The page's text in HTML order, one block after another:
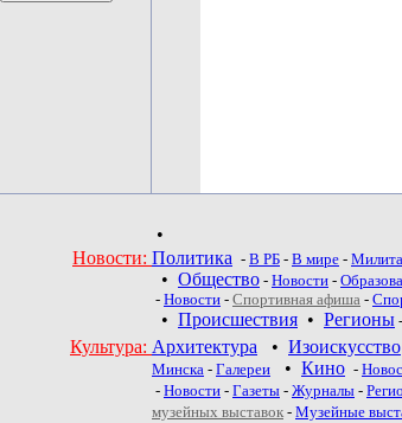
•
Новости: Политика - В РБ - В мире -
• Общество - Новости -
- Новости - Спортивная афиша -
• Происшествия • Регионы -
Культура: Архитектура • Изоискусство
Минска - Галереи • Кино -
- Новости - Газеты - Журналы -
музейных выставок - Музейные